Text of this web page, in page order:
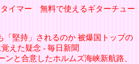
イマー
無料で使えるギターチュー
「堅持」されるのか 被爆国トップの
えた疑念 - 毎日新聞
ンと合意したホルムズ海峡新航路、